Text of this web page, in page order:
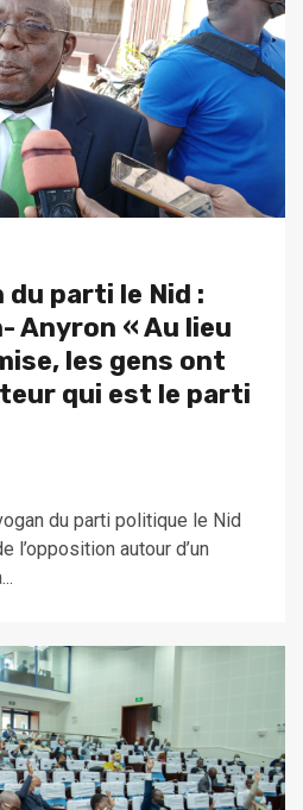
du parti le Nid :
Anyron « Au lieu
les gens ont
qui est le parti
du parti politique le Nid
l’opposition autour d’un